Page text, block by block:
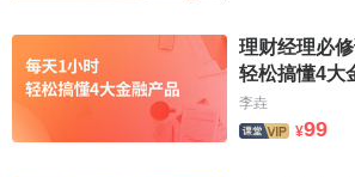
理财经理必
轻松搞懂4大
李垚
¥99